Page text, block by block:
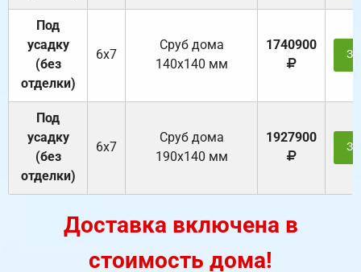
Под
усадку
(без
отделки)
6х7
Cруб дома
140х140 мм
1740900
Под
усадку
(без
отделки)
6х7
Cруб дома
190х140 мм
1927900
Доставка включена в
стоимость дома!